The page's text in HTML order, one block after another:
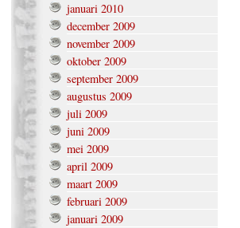
januari 2010
december 2009
november 2009
oktober 2009
september 2009
augustus 2009
juli 2009
juni 2009
mei 2009
april 2009
maart 2009
februari 2009
januari 2009